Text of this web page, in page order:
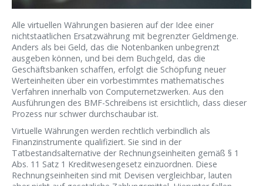
Alle virtuellen Währungen basieren auf der Idee einer
nichtstaatlichen Ersatzwährung mit begrenzter Geldmenge.
Anders als bei Geld, das die Notenbanken unbegrenzt
ausgeben können, und bei dem Buchgeld, das die
Geschäftsbanken schaffen, erfolgt die Schöpfung neuer
Werteinheiten über ein vorbestimmtes mathematisches
Verfahren innerhalb von Computernetzwerken. Aus den
Ausführungen des BMF-Schreibens ist ersichtlich, dass dieser
Prozess nur schwer durchschaubar ist.
Virtuelle Währungen werden rechtlich verbindlich als
Finanzinstrumente qualifiziert. Sie sind in der
Tatbestandsalternative der Rechnungseinheiten gemäß § 1
Abs. 11 Satz 1 Kreditwesengesetz einzuordnen. Diese
Rechnungseinheiten sind mit Devisen vergleichbar, lauten